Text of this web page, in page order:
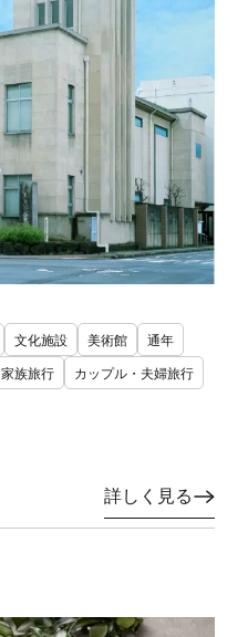
文化施設 美術館
通年
家族旅行
カップル・夫婦旅行
詳しく見る